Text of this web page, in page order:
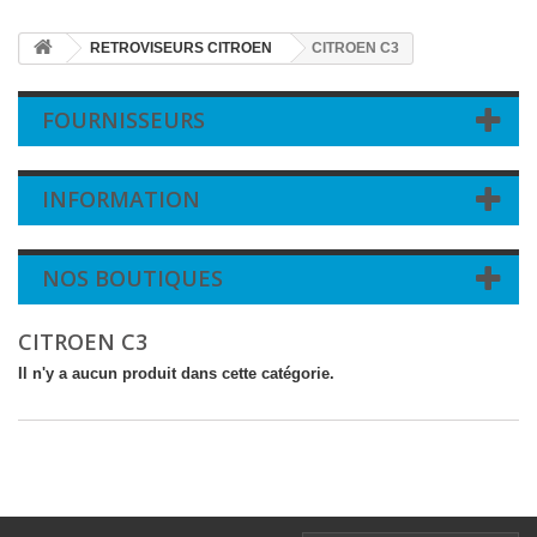
RETROVISEURS CITROEN CITROEN C3
FOURNISSEURS
INFORMATION
NOS BOUTIQUES
CITROEN C3
Il n'y a aucun produit dans cette catégorie.